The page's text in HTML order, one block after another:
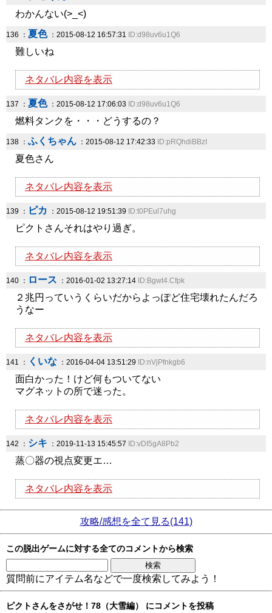
わかんない(>_<)
136 ： 夏色：2015-08-12 16:57:31 ID:d98uv6u1Q6
難しいね
ネタバレ内容を表示
137 ： 夏色：2015-08-12 17:06:03 ID:d98uv6u1Q6
燃料タンクを・・・どうするの？
138 ： ふくちゃん ：2015-08-12 17:42:33 ID:pRQhdiBBzI
夏色さん
ネタバレ内容を表示
139 ： ピカ ：2015-08-12 19:51:39 ID:t0PEul7uhg
ピクトさんそれはやり過ぎ。
ネタバレ内容を表示
140 ： ロース ：2016-01-02 13:27:14 ID:Bgwt4.Cfpk
２兆円っていうくらいだからよっぽど住宅壊れたんだろ
うなー
ネタバレ内容を表示
141 ： くいな ：2016-04-04 13:51:29 ID:nVjPfnkgb6
面白かった！けど何もついてない
マグネットの所で迷った。
ネタバレ内容を表示
142 ： シキ ：2019-11-13 15:45:57 ID:vDI5gA8Pb2
蒸〇器の視点変更エ…
ネタバレ内容を表示
攻略/感想を全て見る(141)
この脱出ゲームに対する全てのコメントから検索
質問前にアイテム名などで一度検索してみよう！
ピクトさんをさがせ！78（大雪編） にコメントを投稿